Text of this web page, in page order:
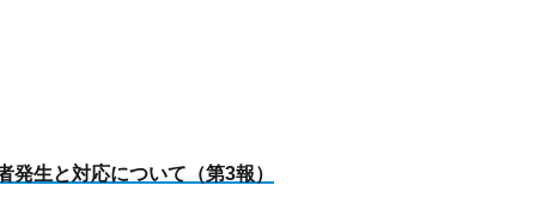
発生と対応について（第3報）